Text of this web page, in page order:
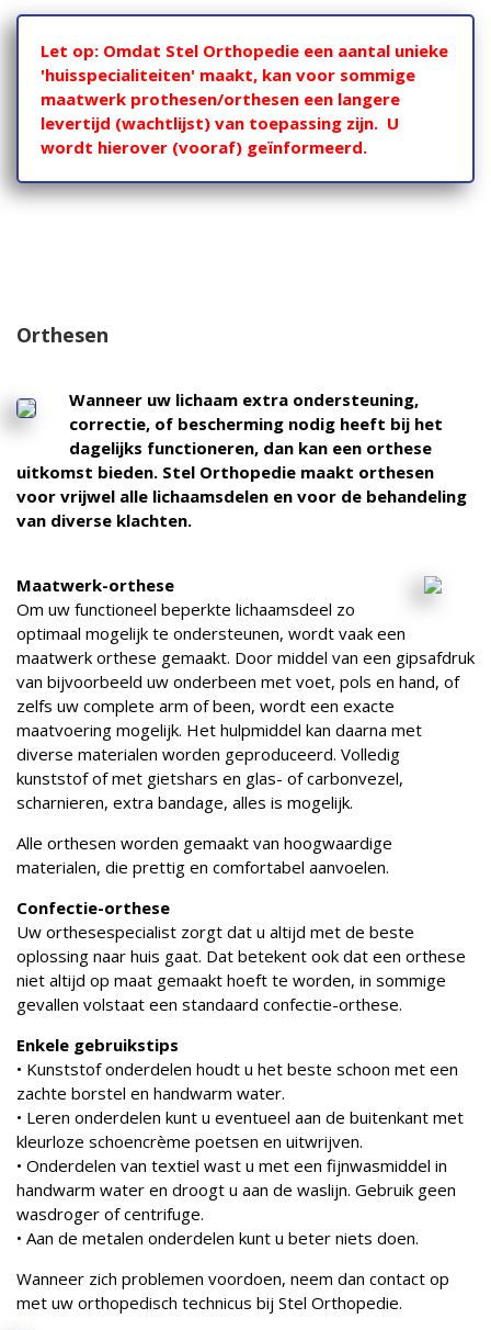
Let op: Omdat Stel Orthopedie een aantal unieke
'huisspecialiteiten' maakt, kan voor sommige
maatwerk prothesen/orthesen een langere
levertijd (wachtlijst) van toepassing zijn. U
wordt hierover (vooraf) geïnformeerd.
Orthesen
Wanneer uw lichaam extra ondersteuning,
correctie, of bescherming nodig heeft bij het
dagelijks functioneren, dan kan een orthese
uitkomst bieden. Stel Orthopedie maakt orthesen
voor vrijwel alle lichaamsdelen en voor de behandeling
van diverse klachten.
Maatwerk-orthese
Om uw functioneel beperkte lichaamsdeel zo
optimaal mogelijk te ondersteunen, wordt vaak een
maatwerk orthese gemaakt. Door middel van een gipsafdruk
van bijvoorbeeld uw onderbeen met voet, pols en hand, of
zelfs uw complete arm of been, wordt een exacte
maatvoering mogelijk. Het hulpmiddel kan daarna met
diverse materialen worden geproduceerd. Volledig
kunststof of met gietshars en glas- of carbonvezel,
scharnieren, extra bandage, alles is mogelijk.
Alle orthesen worden gemaakt van hoogwaardige
materialen, die prettig en comfortabel aanvoelen.
Confectie-orthese
Uw orthesespecialist zorgt dat u altijd met de beste
oplossing naar huis gaat. Dat betekent ook dat een orthese
niet altijd op maat gemaakt hoeft te worden, in sommige
gevallen volstaat een standaard confectie-orthese.
Enkele gebruikstips
• Kunststof onderdelen houdt u het beste schoon met een
zachte borstel en handwarm water.
• Leren onderdelen kunt u eventueel aan de buitenkant met
kleurloze schoencrème poetsen en uitwrijven.
• Onderdelen van textiel wast u met een fijnwasmiddel in
handwarm water en droogt u aan de waslijn. Gebruik geen
wasdroger of centrifuge.
• Aan de metalen onderdelen kunt u beter niets doen.
Wanneer zich problemen voordoen, neem dan contact op
met uw orthopedisch technicus bij Stel Orthopedie.